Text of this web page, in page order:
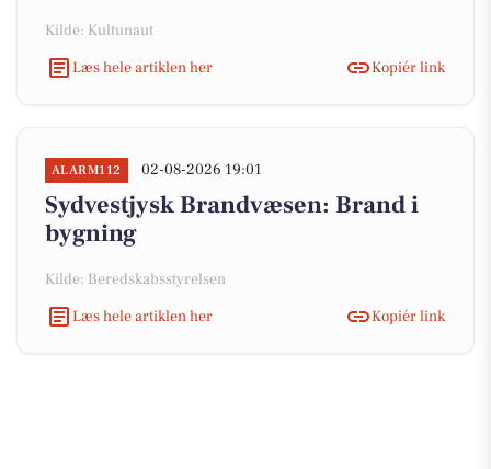
Kilde: Kultunaut
Læs hele artiklen her
Kopiér link
ALARM112 02-08-2026 19:01
Sydvestjysk Brandvæsen: Brand i
bygning
Kilde: Beredskabsstyrelsen
Læs hele artiklen her
Kopiér link